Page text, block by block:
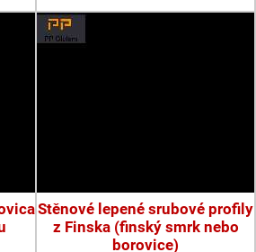
Stěnové lepené srubové profily
z Finska (finský smrk nebo
borovice)